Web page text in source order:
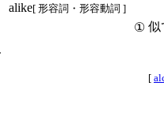
alike[ 形容詞・形容動詞 ]
① 似
[